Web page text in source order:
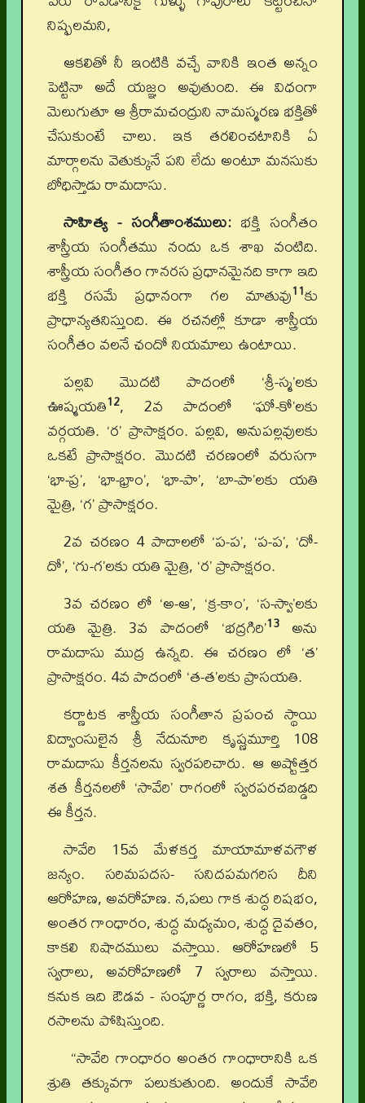
నిష్ఫలమని,
ఆకలితో నీ ఇంటికి వచ్చే వానికి ఇంత అన్నం
పెట్టినా అదే యజ్ఞం అవుతుంది. ఈ విధంగా
మెలుగుతూ ఆ శ్రీరామచంద్రుని నామస్మరణ భక్తితో
చేసుకుంటే చాలు. ఇక తరలించటానికి ఏ
మార్గాలను వెతుక్కునే పని లేదు అంటూ మనసుకు
బోధిస్తాడు రామదాసు.
సాహిత్య - సంగీతాంశములు: భక్తి సంగీతం
శాస్త్రీయ సంగీతము నందు ఒక శాఖ వంటిది.
శాస్త్రీయ సంగీతం గానరస ప్రధానమైనది కాగా ఇది
భక్తి రసమే ప్రధానంగా గల మాతువు11కు
ప్రాధాన్యతనిస్తుంది. ఈ రచనల్లో కూడా శాస్త్రీయ
సంగీతం వలనే ఛందో నియమాలు ఉంటాయి.
పల్లవి మొదటి పాదంలో ‘శ్రీ-స్మ’లకు
ఊష్మయతి12, 2వ పాదంలో ‘ఘో-కో’లకు
వర్గయతి. ‘ర’ ప్రాసాక్షరం. పల్లవి, అనుపల్లవులకు
ఒకటే ప్రాసాక్షరం. మొదటి చరణంలో వరుసగా
‘భా-ప్ర’, ‘భా-భ్రాం’, ‘భా-పా’, ‘బా-పా’లకు యతి
మైత్రి, ‘గ’ ప్రాసాక్షరం.
2వ చరణం 4 పాదాలలో ‘ప-ప’, ‘ప-ప’, ‘దో-
దో’, ‘గు-గ’లకు యతి మైత్రి, ‘ర’ ప్రాసాక్షరం.
3వ చరణం లో ‘అ-ఆ’, ‘క్ర-కాం’, ‘స-స్వా’లకు
యతి మైత్రి. 3వ పాదంలో ‘భద్రగిరి’13అను
రామదాసు ముద్ర ఉన్నది. ఈ చరణం లో ‘త’
ప్రాసాక్షరం. 4వ పాదంలో ‘త-త’లకు ప్రాసయతి.
కర్ణాటక శాస్త్రీయ సంగీతాన ప్రపంచ స్థాయి
విద్వాంసులైన శ్రీ నేదునూరి కృష్ణమూర్తి 108
రామదాసు కీర్తనలను స్వరపరిచారు. ఆ అష్టోత్తర
శత కీర్తనలలో ‘సావేరి’ రాగంలో స్వరపరచబడ్డది
ఈ కీర్తన.
సావేరి 15వ మేళకర్త మాయామాళవగౌళ
జన్యం. సరిమపదస- సనిదపమగరిస దీని
ఆరోహణ, అవరోహణ. న,పలు గాక శుద్ధ రిషభం,
అంతర గాంధారం, శుద్ధ మధ్యమం, శుద్ధ దైవతం,
కాకలి నిషాదములు వస్తాయి. ఆరోహణలో 5
స్వరాలు, అవరోహణలో 7 స్వరాలు వస్తాయి.
కనుక ఇది ఔడవ - సంపూర్ణ రాగం, భక్తి, కరుణ
రసాలను పోషిస్తుంది.
“సావేరి గాంధారం అంతర గాంధారానికి ఒక
శ్రుతి తక్కువగా పలుకుతుంది. అందుకే సావేరి